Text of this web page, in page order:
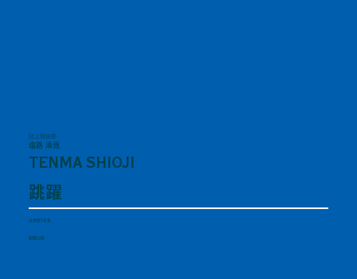
陸上競技部
塩路 添真
TENMA SHIOJI
跳躍
大学院1年生
和歌山県